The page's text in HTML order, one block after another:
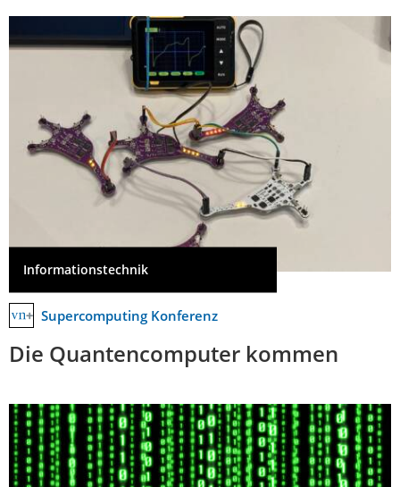
Informationstechnik
Supercomputing Konferenz
Die Quantencomputer kommen